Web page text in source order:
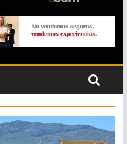
Entraeta Festera